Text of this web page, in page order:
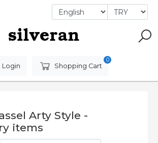
Login Shopping Cart
0
Arty Style -
items